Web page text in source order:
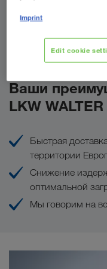
Сделать запрос
Ваши
LKW WALTER
Быстрая
территории
Снижение
оптимальной
Мы говорим на
Imprint
Edit cookie